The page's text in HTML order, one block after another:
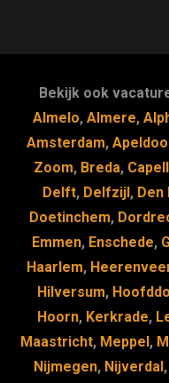
b
o
o
k
k
y
dI
n
Bekijk ook
Almelo, Almere,
Amsterdam,
Zoom, Breda,
Delft, Delfzijl, Den
Doetinchem,
Emmen, Enschede,
Haarlem,
Hilversum,
Hoorn, Kerkrade,
Maastricht, Meppel,
Nijmegen, Nijverdal,